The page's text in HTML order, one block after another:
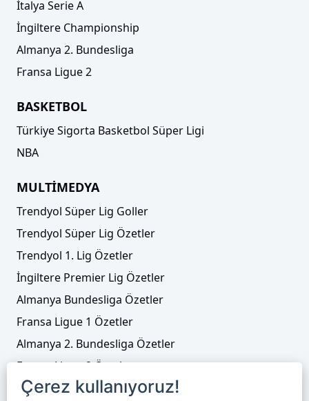
İtalya Serie A
İngiltere Championship
Almanya 2. Bundesliga
Fransa Ligue 2
BASKETBOL
Türkiye Sigorta Basketbol Süper Ligi
NBA
MULTİMEDYA
Trendyol Süper Lig Goller
Trendyol Süper Lig Özetler
Trendyol 1. Lig Özetler
İngiltere Premier Lig Özetler
Almanya Bundesliga Özetler
Fransa Ligue 1 Özetler
Almanya 2. Bundesliga Özetler
Fransa Ligue 2 Özetler
Tenis
Çerez kullanıyoruz!